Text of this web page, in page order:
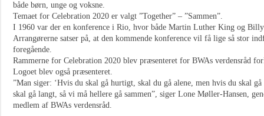
både børn, unge og voksne.
Temaet for Celebration 2020 er valgt ”Together” – ”Sammen”.
I 1960 var der en konference i Rio, hvor både Martin Luther King og
Arrangørerne satser på, at den kommende konference vil få lige så stor
foregående.
Rammerne for Celebration 2020 blev præsenteret for BWAs verdensråd
Logoet blev også præsenteret.
”Man siger: ‘Hvis du skal gå hurtigt, skal du gå alene, men hvis du skal
skal gå langt, så vi må hellere gå sammen”, siger Lone Møller-Hansen,
medlem af BWAs verdensråd.